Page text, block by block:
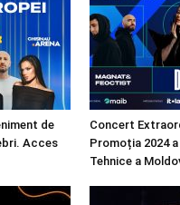
de
Acces
Concert
Promoția 2024
Tehnice a